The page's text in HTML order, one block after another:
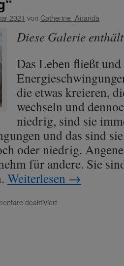
2021 von Catherine_Ananda
Diese Galerie
Das Leben fließt und
die etwas kreieren,
wechseln und
niedrig, sind sie
und das sind
oder niedrig.
für andere. Sie
Weiterlesen →
deaktiviertfür